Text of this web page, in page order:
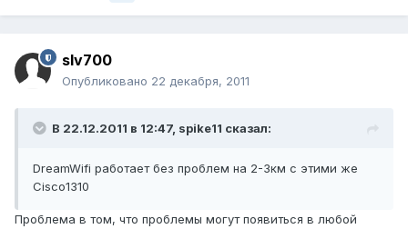
slv700
Опубликовано 22 декабря, 2011
В 22.12.2011 в 12:47, spike11 сказал:
DreamWifi работает без проблем на 2-3км с этими же
Cisco1310
Проблема в том, что проблемы могут появиться в любой